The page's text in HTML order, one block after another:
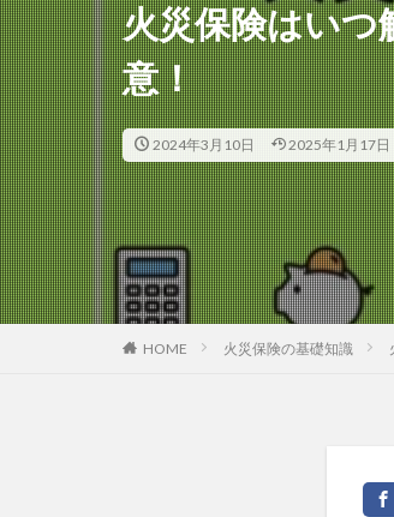
火災保険はいつ
意！
2024年3月10日 2025年1月17日
HOME 火災保険の基礎知識